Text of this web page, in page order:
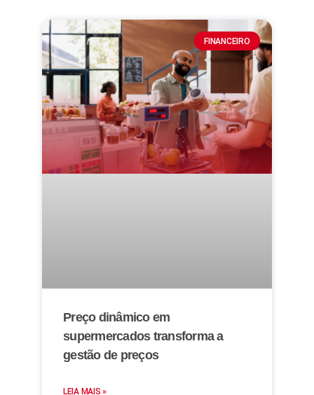
FINANCEIRO
Preço dinâmico em
supermercados transforma a
gestão de preços
LEIA MAIS »